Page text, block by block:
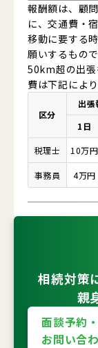
報酬額は、顧
に、交通費・
移動に要する
願いするもので
50km超の出張
費は下記により
区分
出張
1日
税理士 10万円
事務員 4万円
相続対策
親
面談予約・
お問い合